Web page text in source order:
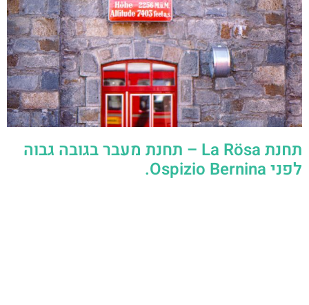
תחנת La Rösa – תחנת מעבר בגובה גבוה
לפני Ospizio Bernina.